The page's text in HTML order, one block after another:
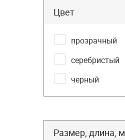
Цвет
прозрачный
серебристый
черный
Размер, длина, м